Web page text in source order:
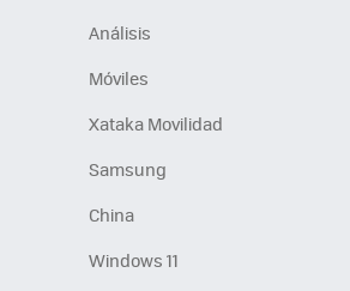
Análisis
Móviles
Xataka Movilidad
Samsung
China
Windows 11